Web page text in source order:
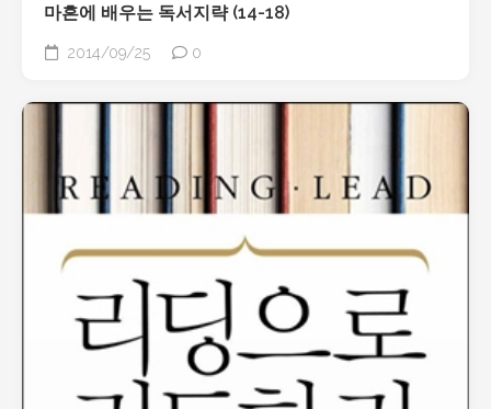
마흔에 배우는 독서지략 (14-18)
2014/09/25 0